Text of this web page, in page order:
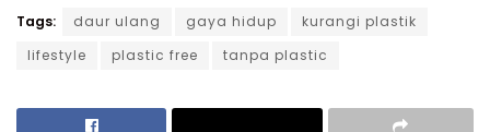
Tags: daur ulang gaya hidup
kurangi plastik
lifestyle
plastic free tanpa plastic